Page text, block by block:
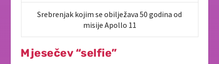
Srebrenjak kojim se obilježava 50 godina od
misije Apollo 11
Mjesečev “selfie”